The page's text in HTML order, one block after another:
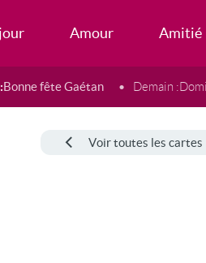
Amour Amitié
Bonne fête Gaétan Demain :
Voir toutes les cartes